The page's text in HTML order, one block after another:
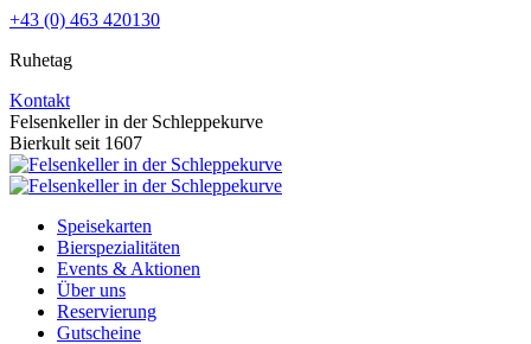
Zum
springen
+43 (0) 463 420130
Ruhetag
Kontakt
Facebook
page
opens
in
window
Instagram
page
opens
in
window
Felsenkeller in der Schleppekurve
Bierkult seit 1607
Speisekarten
Bierspezialitäten
Events & Aktionen
Über uns
Reservierung
Gutscheine